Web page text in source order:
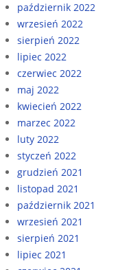
październik 2022
wrzesień 2022
sierpień 2022
lipiec 2022
czerwiec 2022
maj 2022
kwiecień 2022
marzec 2022
luty 2022
styczeń 2022
grudzień 2021
listopad 2021
październik 2021
wrzesień 2021
sierpień 2021
lipiec 2021